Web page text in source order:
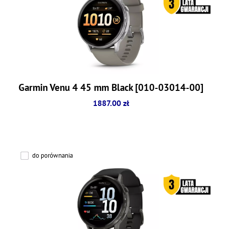
Garmin Venu 4 45 mm Black [010-03014-00]
1887.00 zł
do porównania